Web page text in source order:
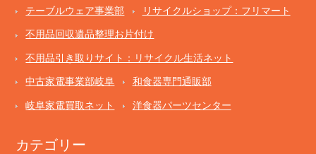
テーブルウェア事業部 リサイクルショップ：フリマート
不用品回収遺品整理お片付け
不用品引き取りサイト：リサイクル生活ネット
中古家電事業部岐阜 和食器専門通販部
岐阜家電買取ネット 洋食器パーツセンター
カテゴリー